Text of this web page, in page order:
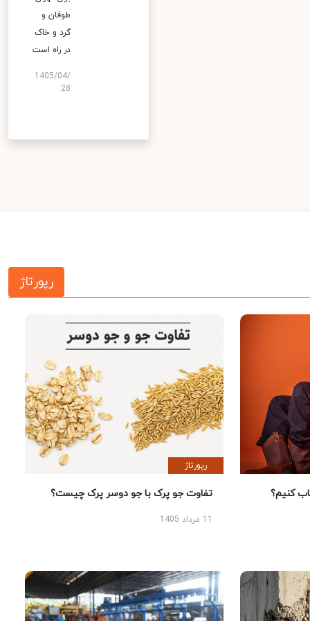
طوفان و
گرد و خاک
در راه است
1405/04/
28
رپورتاژ
کنیم؟
رپورتاژ
تفاوت جو پرک با جو دوسر پرک چیست؟